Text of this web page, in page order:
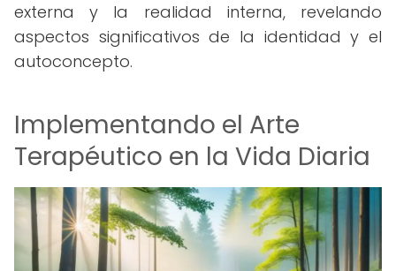
externa y la realidad interna, revelando
aspectos significativos de la identidad y el
autoconcepto.
Implementando el Arte
Terapéutico en la Vida Diaria